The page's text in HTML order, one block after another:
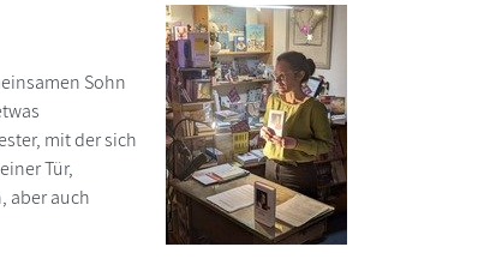
Sohn
mit der sich
Tür,
aber auch